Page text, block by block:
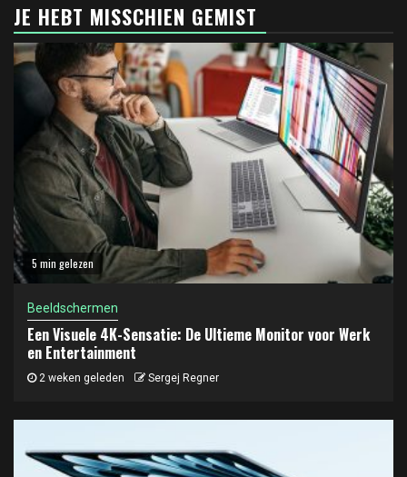
JE HEBT MISSCHIEN GEMIST
5 min gelezen
Beeldschermen
Een Visuele 4K-Sensatie: De Ultieme Monitor voor Werk
en Entertainment
2 weken geleden Sergej Regner